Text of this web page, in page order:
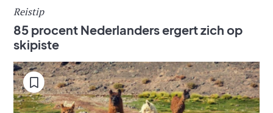
Reistip
85 procent Nederlanders ergert zich op
skipiste